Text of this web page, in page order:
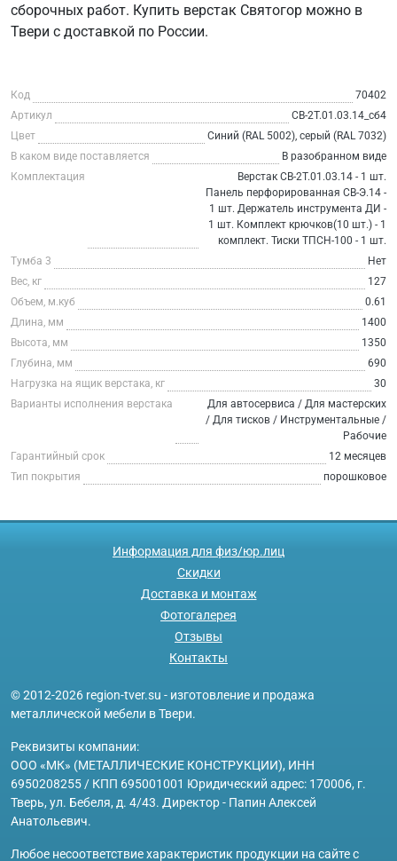
сборочных работ. Купить верстак Святогор можно в
Твери с доставкой по России.
Код
70402
Артикул
СВ-2Т.01.03.14_сб4
Цвет
Синий (RAL 5002), серый (RAL 7032)
В каком виде поставляется
В разобранном виде
Комплектация
Верстак СВ-2Т.01.03.14 - 1 шт.
Панель перфорированная СВ-Э.14 -
1 шт. Держатель инструмента ДИ -
1 шт. Комплект крючков(10 шт.) - 1
комплект. Тиски ТПСН-100 - 1 шт.
Тумба 3
Нет
Вес, кг
127
Объем, м.куб
0.61
Длина, мм
1400
Высота, мм
1350
Глубина, мм
690
Нагрузка на ящик верстака, кг
30
Варианты исполнения верстака
Для автосервиса / Для мастерских
/ Для тисков / Инструментальные /
Рабочие
Гарантийный срок
12 месяцев
Тип покрытия
порошковое
Информация для физ/юр.лиц
Скидки
Доставка и монтаж
Фотогалерея
Отзывы
Контакты
© 2012-2026 region-tver.su - изготовление и продажа
металлической мебели в Твери.
Реквизиты компании:
ООО «МК» (МЕТАЛЛИЧЕСКИЕ КОНСТРУКЦИИ), ИНН
6950208255 / КПП 695001001 Юридический адрес: 170006, г.
Тверь, ул. Бебеля, д. 4/43. Директор - Папин Алексей
Анатольевич.
Любое несоответствие характеристик продукции на сайте с